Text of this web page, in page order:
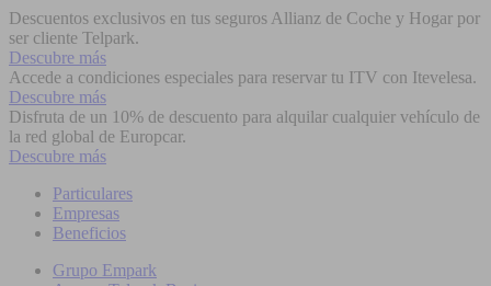
Descuentos exclusivos en tus seguros Allianz de Coche y Hogar por
ser cliente Telpark.
Descubre más
Accede a condiciones especiales para reservar tu ITV con Itevelesa.
Descubre más
Disfruta de un 10% de descuento para alquilar cualquier vehículo de
la red global de Europcar.
Descubre más
Particulares
Empresas
Beneficios
Grupo Empark